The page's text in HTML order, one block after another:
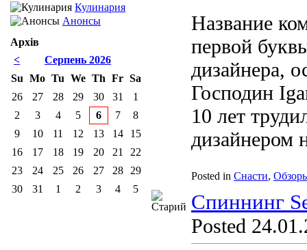
Название
первой
дизайнера,
Господин
10 лет
дизайнером
Posted in Снасти,
Спиннинг
Posted
Кулинария
Анонсы
Архів
<
Серпень 2026
Su Mo Tu We Th Fr Sa
26
27 28 29 30 31
1
2
3 4 5 6 7
8
9
10 11 12 13 14
15
16
17 18 19 20 21
22
23
24 25 26 27 28
29
30
31 1 2 3 4 5